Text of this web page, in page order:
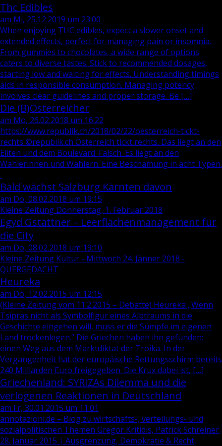
Thc Edibles
am Mi, 25.12.2019 um 23:00
When enjoying THC edibles, expect a slower onset and
extended effects, perfect for managing pain or insomnia.
From gummies to chocolates, a wide range of options
caters to diverse tastes. Stick to recommended dosages,
starting low and waiting for effects. Understanding timings
aids in responsible consumption. Managing potency
involves clear guidelines and proper storage. Be […]
Die (B)Österreicher
am Mo, 26.02.2018 um 16:22
https://www.republik.ch/2018/02/22/oesterreich-tickt-
rechts ©republik.ch Österreich tickt rechts. Das liegt an den
Eliten und dem Boulevard. Falsch. Es liegt an den
Wählerinnen und Wählern. Eine Beschämung in acht Typen.
Bald wächst Salzburg Kärnten davon
am Do, 08.02.2018 um 19:15
Kleine Zeitung Donnerstag, 1. Februar 2018
Egyd Gstättner – Leerflächenmanagement für
die City
am Do, 08.02.2018 um 19:10
Kleine Zeitung Kultur - Mittwoch 24. Jänner 2018 -
QUERGEDACHT
Heureka
am Do, 12.02.2015 um 12:15
(Kleine Zeitung vom 11.2.2015 – Debatte) Heureka „Wenn
Tsipras nicht als Symbolfigur eines Albtraums in die
Geschichte eingehen will, muss er die Sümpfe im eigenen
Land trockenlegen.“ Die Griechen haben ihn gefunden:
einen Weg aus dem Marktdiktat der Troika. In der
Vergangenheit hat der europäische Rettungsschirm bereits
240 Milliarden Euro freigegeben. Die Krux dabei ist, […]
Griechenland: SYRIZAs Dilemma und die
verlogenen Reaktionen in Deutschland
am Fr, 30.01.2015 um 11:01
annotazioni.de – Blog zu wirtschafts-, verteilungs- und
sozialpolitischen Themen Gregor Kritidis, Patrick Schreiner,
28. Januar 2015 | Ausgrenzung, Demokratie & Recht,